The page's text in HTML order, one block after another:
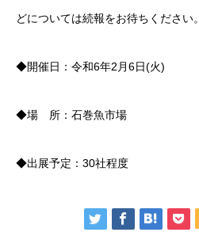
どについては続報をお待ちください。
◆開催日：令和6年2月6日(火)
◆場 所：石巻魚市場
◆出展予定：30社程度